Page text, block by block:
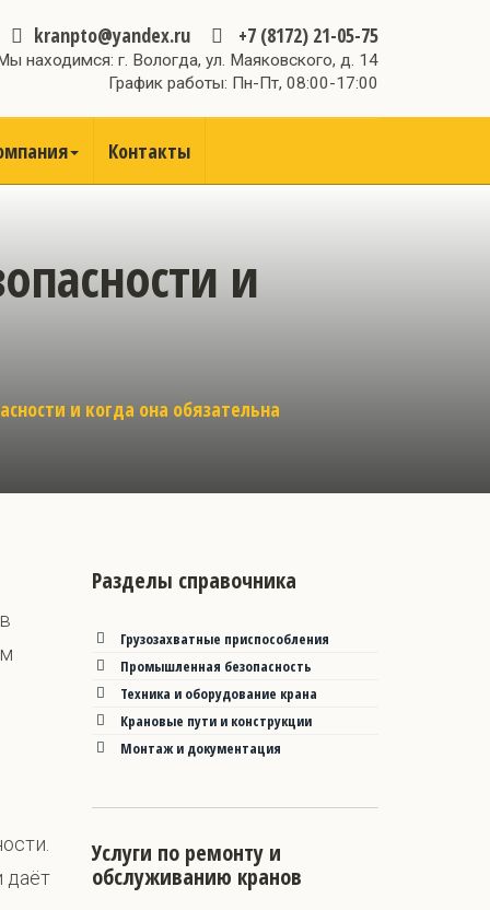
kranpto@yandex.ru +7 (8172) 21-05-75
находимся: г. Вологда, ул. Маяковского, д. 14
График работы: Пн-Пт, 08:00-17:00
Контакты
и
и когда она обязательна
даёт
Разделы справочника
Грузозахватные приспособления
Промышленная безопасность
Техника и оборудование крана
Крановые пути и конструкции
Монтаж и документация
Услуги по ремонту и
обслуживанию кранов